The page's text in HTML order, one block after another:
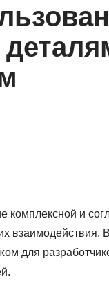
комплексной и
взаимодействия.
для